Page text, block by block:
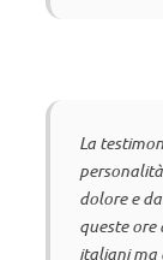
La
dolore e
queste ore
italiani ma